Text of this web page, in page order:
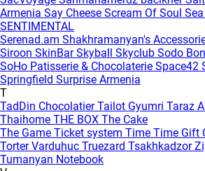
Armenia Say Cheese Scream Of Soul
SENTIMENTAL
Serenad.am Shakhramanyan's
Siroon SkinBarSkyball Skyclub Sodo
SoHo Patisserie & Chocolaterie Space42
Springfield Surprise Armenia
T
TadDin ChocolatierTailot Gyumri Taraz
Thaihome THE BOX The Cake
The Game Ticket system Time Time Gift
Torter Varduhuc Truezard Tsakhkadzor
Tumanyan Notebook